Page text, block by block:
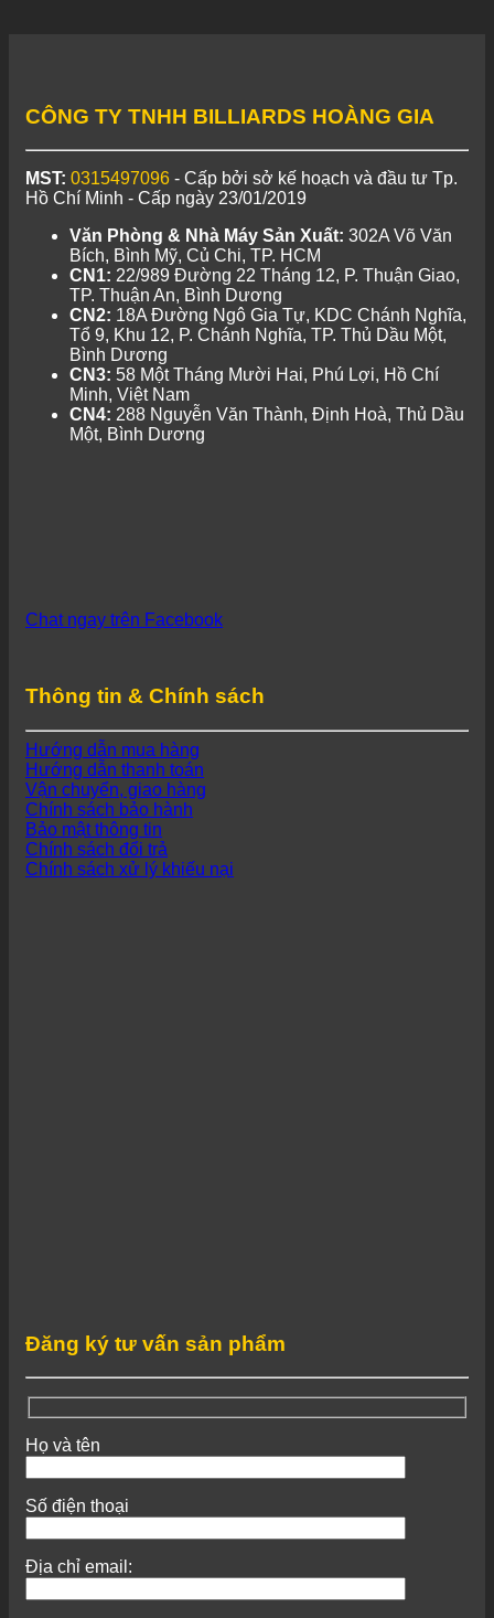
bàn
3C
Lux
Pro
bán
chuyên
lần
4
CÔNG TY TNHH BILLIARDS HOÀNG GIA
MST: 0315497096 - Cấp bởi sở kế hoạch và đầu tư Tp.
Hồ Chí Minh - Cấp ngày 23/01/2019
Văn Phòng & Nhà Máy Sản Xuất: 302A Võ Văn
Bích, Bình Mỹ, Củ Chi, TP. HCM
CN1: 22/989 Đường 22 Tháng 12, P. Thuận Giao,
TP. Thuận An, Bình Dương
CN2: 18A Đường Ngô Gia Tự, KDC Chánh Nghĩa,
Tổ 9, Khu 12, P. Chánh Nghĩa, TP. Thủ Dầu Một,
Bình Dương
CN3: 58 Một Tháng Mười Hai, Phú Lợi, Hồ Chí
Minh, Việt Nam
CN4: 288 Nguyễn Văn Thành, Định Hoà, Thủ Dầu
Một, Bình Dương
Chat ngay trên Facebook
Thông tin & Chính sách
Hướng dẫn mua hàng
Hướng dẫn thanh toán
Vận chuyển, giao hàng
Chính sách bảo hành
Bảo mật thông tin
Chính sách đổi trả
Chính sách xử lý khiếu nại
Đăng ký tư vấn sản phẩm
Họ và tên
Số điện thoại
Địa chỉ email: